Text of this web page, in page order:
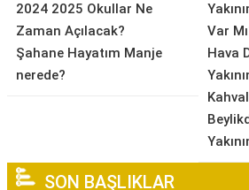
2024 2025 Okullar Ne
Zaman Açılacak?
Şahane Hayatım Manje
nerede?
Var
Hava
SON BAŞLIKLAR